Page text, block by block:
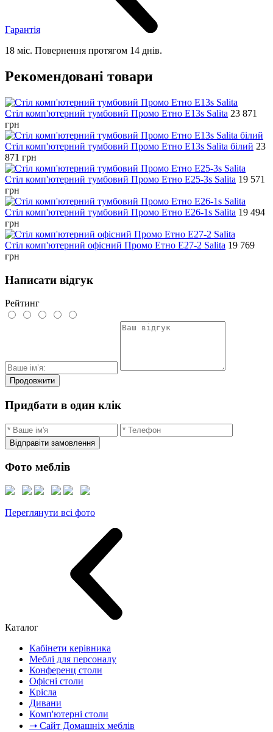
Гарантія
18 міс. Повернення протягом 14 днів.
Рекомендовані товари
Стіл комп'ютерний тумбовий Промо Етно E13s Salita 23 871
грн
Стіл комп'ютерний тумбовий Промо Етно E13s Salita білий 23
871 грн
Стіл комп'ютерний тумбовий Промо Етно E25-3s Salita 19 571
грн
Стіл комп'ютерний тумбовий Промо Етно E26-1s Salita 19 494
грн
Стіл комп'ютерний офісний Промо Етно E27-2 Salita 19 769
грн
Написати відгук
Рейтинг
Продовжити
Придбати в один клік
Відправіти замовлення
Фото меблів
Переглянути всі фото
Каталог
Кабінети керівника
Меблі для персоналу
Конференц столи
Офісні столи
Крісла
Дивани
Комп'ютерні столи
➝ Сайт Домашніх меблів